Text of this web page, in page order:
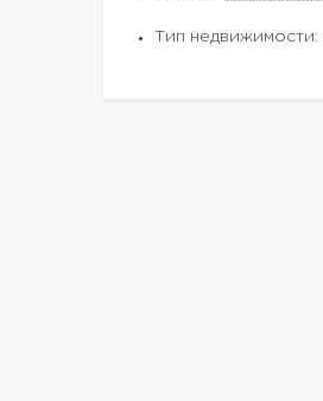
Тип недвижимости: